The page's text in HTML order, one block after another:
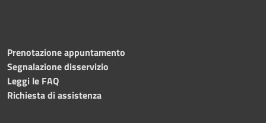
Prenotazione appuntamento
Segnalazione disservizio
Leggi le FAQ
Richiesta di assistenza